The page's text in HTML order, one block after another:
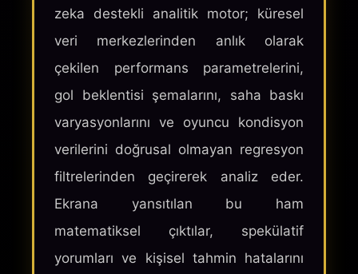
zeka destekli analitik motor; küresel
veri merkezlerinden anlık olarak
çekilen performans parametrelerini,
gol beklentisi şemalarını, saha baskı
varyasyonlarını ve oyuncu kondisyon
verilerini doğrusal olmayan regresyon
filtrelerinden geçirerek analiz eder.
Ekrana yansıtılan bu ham
matematiksel çıktılar, spekülatif
yorumları ve kişisel tahmin hatalarını